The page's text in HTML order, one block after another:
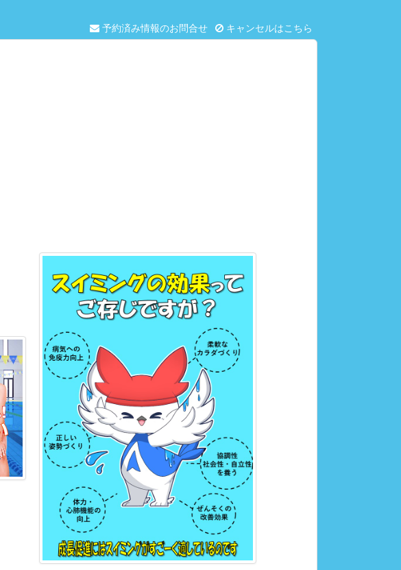
予約済み情報のお問合せ キャンセルはこちら